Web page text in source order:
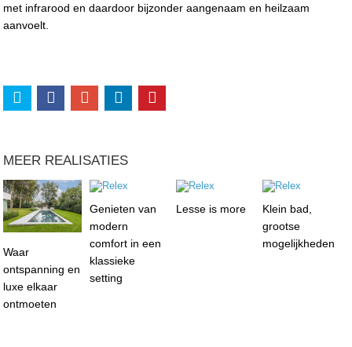
met infrarood en daardoor bijzonder aangenaam en heilzaam
aanvoelt.
MEER REALISATIES
Waar
ontspanning en
luxe elkaar
ontmoeten
Genieten van
modern
comfort in een
klassieke
setting
Lesse is more
Klein bad,
grootse
mogelijkheden